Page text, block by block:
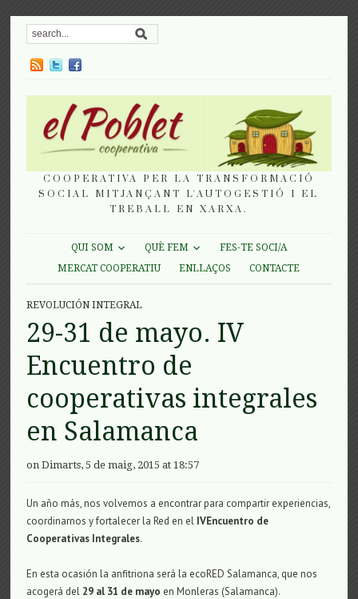
COOPERATIVA PER LA TRANSFORMACIÓ
SOCIAL MITJANÇANT L'AUTOGESTIÓ I EL
TREBALL EN XARXA.
QUI SOM QUÈ FEM
FES-TE SOCI/A
MERCAT COOPERATIU
ENLLAÇOS CONTACTE
REVOLUCIÓN INTEGRAL
29-31 de mayo. IV
Encuentro de
cooperativas integrales
en Salamanca
on Dimarts, 5 de maig, 2015 at 18:57
Un año más, nos volvemos a encontrar para compartir experiencias,
coordinarnos y fortalecer la Red en el IVEncuentro de
Cooperativas Integrales.
En esta ocasión la anfitriona será la ecoRED Salamanca, que nos
acogerá del 29 al 31 de mayo enMonleras (Salamanca).